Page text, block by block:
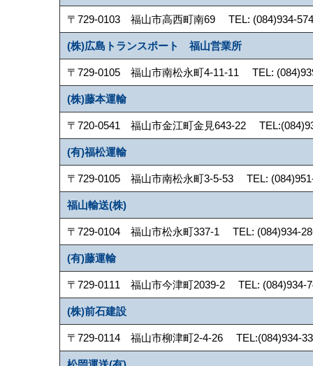
〒729-0103 福山市高西町南69 TEL: (084)934-
(株)広島トランスポート 福山営業所
〒729-0105 福山市南松永町4-11-11 TEL:
(株)藤本運輸
〒720-0541 福山市金江町金見643-22
(有)福松運輸
〒729-0105 福山市南松永町3-5-53 TEL:
福山輸送(株)
〒729-0104 福山市松永町337-1 TEL: (084)934-
(有)藤運輸
〒729-0111 福山市今津町2039-2 TEL: (084)934-
(株)前石建設
〒729-0114 福山市柳津町2-4-26 TEL:(084)934-